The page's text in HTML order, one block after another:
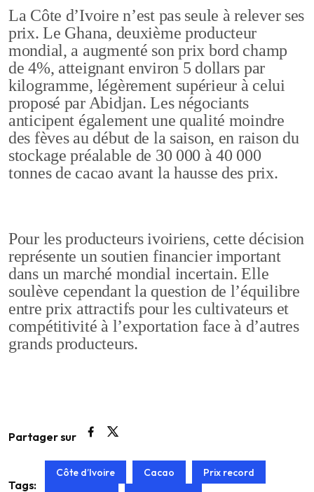
La Côte d’Ivoire n’est pas seule à relever ses
prix. Le Ghana, deuxième producteur
mondial, a augmenté son prix bord champ
de 4%, atteignant environ 5 dollars par
kilogramme, légèrement supérieur à celui
proposé par Abidjan. Les négociants
anticipent également une qualité moindre
des fèves au début de la saison, en raison du
stockage préalable de 30 000 à 40 000
tonnes de cacao avant la hausse des prix.
Pour les producteurs ivoiriens, cette décision
représente un soutien financier important
dans un marché mondial incertain. Elle
soulève cependant la question de l’équilibre
entre prix attractifs pour les cultivateurs et
compétitivité à l’exportation face à d’autres
grands producteurs.
Partager sur
Tags:
Côte d’Ivoire Cacao
Prix record